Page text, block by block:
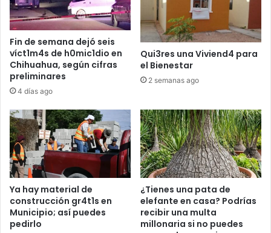
Fin de semana dejó seis
víct1m4s de h0mic1dio en
Chihuahua, según cifras
preliminares
4 días ago
Qui3res una Viviend4 para
el Bienestar
2 semanas ago
Ya hay material de
construcción gr4t1s en
Municipio; así puedes
pedirlo
¿Tienes una pata de
elefante en casa? Podrías
recibir una multa
millonaria si no puedes